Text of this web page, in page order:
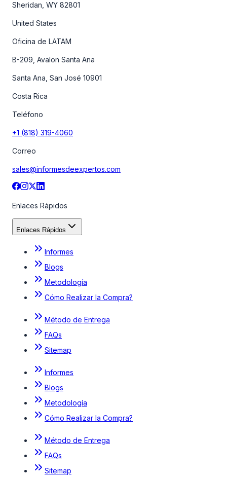
Sheridan, WY 82801
United States
Oficina de LATAM
B-209, Avalon Santa Ana
Santa Ana, San José 10901
Costa Rica
Teléfono
+1 (818) 319-4060
Correo
sales@informesdeexpertos.com
Enlaces Rápidos
Enlaces Rápidos
Informes
Blogs
Metodología
Cómo Realizar la Compra?
Método de Entrega
FAQs
Sitemap
Informes
Blogs
Metodología
Cómo Realizar la Compra?
Método de Entrega
FAQs
Sitemap